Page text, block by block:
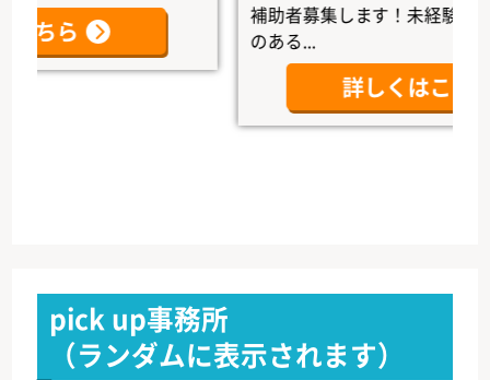
補助者募集します！未経験者大歓迎
のある...
詳しくはこちら
pick up事務所
（ランダムに表示されます）